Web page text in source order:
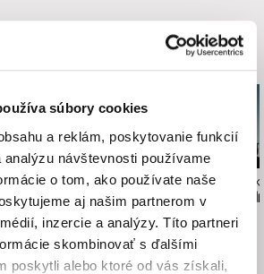
súbory cookies
a reklám, poskytovanie funkcií
návštevnosti používame
o tom, ako používate naše
aj našim partnerom v
inzercie a analýzy. Títo partneri
skombinovať s ďalšími
poskytli alebo ktoré od vás získali,
Daniela Meressa Rusnoková
Šedá zóna
Johan van der
Veľké